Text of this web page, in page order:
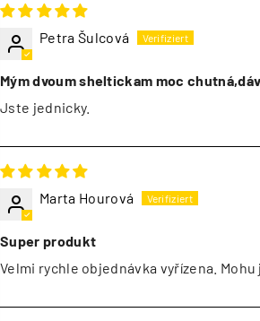
Petra Šulcová
Mým dvoum sheltickam moc
Jste jednicky.
Marta Hourová
Super produkt
Velmi rychle objednávka vyřízena.